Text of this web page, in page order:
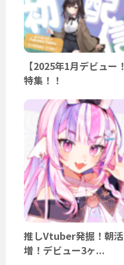
【2025年1月デビュ
特集！！
推しVtuber発掘！朝
増！デビュー3ヶ...